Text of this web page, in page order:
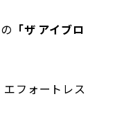
「ザ アイブロ
フォートレス